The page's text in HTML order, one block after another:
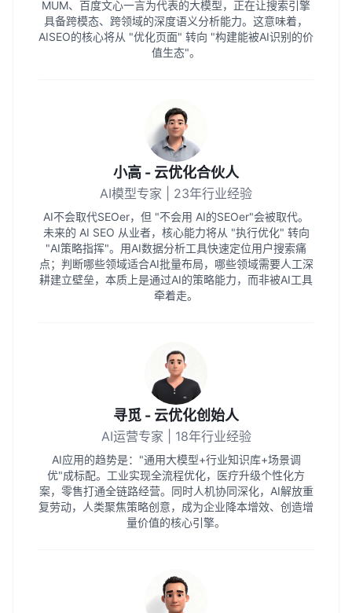
MUM、百度文心一言为代表的大模型，正在让搜索引擎
具备跨模态、跨领域的深度语义分析能力。这意味着，
AISEO的核心将从 "优化页面" 转向 "构建能被AI识别的价
值生态"。
小高 - 云优化合伙人
AI模型专家 | 23年行业经验
AI不会取代SEOer，但 "不会用 AI的SEOer"会被取代。
未来的 AI SEO 从业者，核心能力将从 "执行优化" 转向
"AI策略指挥"。用AI数据分析工具快速定位用户搜索痛
点；判断哪些领域适合AI批量布局，哪些领域需要人工深
耕建立壁垒，本质上是通过AI的策略能力，而非被AI工具
牵着走。
寻觅 - 云优化创始人
AI运营专家 | 18年行业经验
AI应用的趋势是："通用大模型+行业知识库+场景调
优"成标配。工业实现全流程优化，医疗升级个性化方
案，零售打通全链路经营。同时人机协同深化，AI解放重
复劳动，人类聚焦策略创意，成为企业降本增效、创造增
量价值的核心引擎。